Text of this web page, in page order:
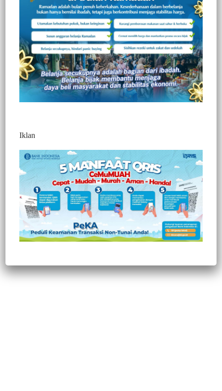
Redaksi Jurnaltivi
0 Min Baca
Jumat, 17 September 2021
340
Post Views: 340
Iklan